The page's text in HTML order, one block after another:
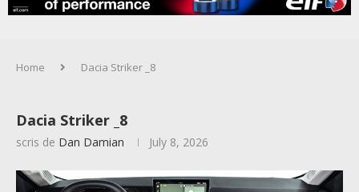
Home Dacia Striker _8
Dacia Striker _8
scris de Dan Damian July 8, 2026